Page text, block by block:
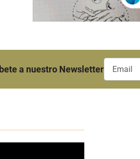
a nuestro Newsletter